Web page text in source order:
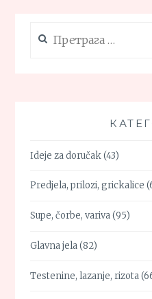
за:
Ideje za doručak(43)
Predjela, prilozi, grickalice
Supe, čorbe, variva(95)
Glavna jela(82)
Testenine, lazanje, rizota